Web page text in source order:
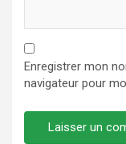
Enregistrer mon
navigateur pour